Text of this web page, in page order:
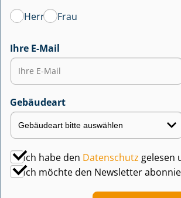
Herr
Frau
Ihre E-Mail
Gebäudeart
Ich habe den Datenschutz gelesen
Ich möchte den Newsletter